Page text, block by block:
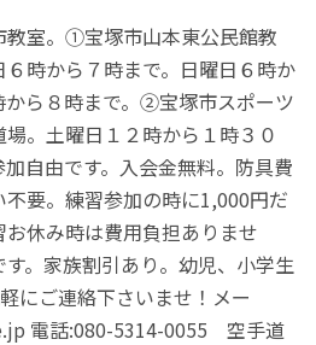
教室。①宝塚市山本東公民館教
時から７時まで。日曜日６時か
から８時まで。②宝塚市スポーツ
。土曜日１２時から１時３０
自由です。入会金無料。防具費
要。練習参加の時に1,000円だ
休み時は費用負担ありませ
。家族割引あり。幼児、小学生
にご連絡下さいませ！メー
電話:080-5314-0055 空手道